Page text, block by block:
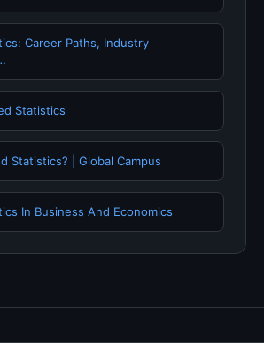
Career Paths, Industry
Statistics
Statistics? | Global Campus
In Business And Economics